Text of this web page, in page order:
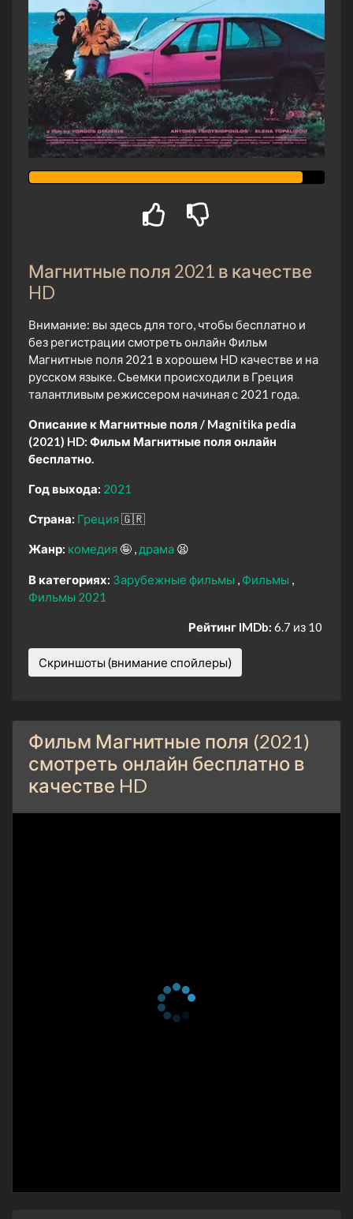
Магнитные поля 2021 в качестве
HD
Внимание: вы здесь для того, чтобы бесплатно и
без регистрации смотреть онлайн Фильм
Магнитные поля 2021 в хорошем HD качестве и на
русском языке. Сьемки происходили в Греция
талантливым режиссером начиная с 2021 года.
Описание к Магнитные поля / Magnitika pedia
(2021) HD: Фильм Магнитные поля онлайн
бесплатно.
Год выхода: 2021
Страна: Греция🇬🇷
Жанр: комедия 🤪 драма 😫
В категориях: Зарубежные фильмы
Фильмы
Фильмы 2021
Рейтинг IMDb: 6.7 из 10
Скриншоты (внимание спойлеры)
Фильм Магнитные поля (2021)
смотреть онлайн бесплатно в
качестве HD